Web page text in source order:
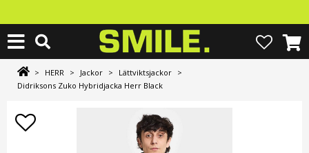
> HERR > Jackor > Lättviktsjackor >
Didriksons Zuko Hybridjacka Herr Black